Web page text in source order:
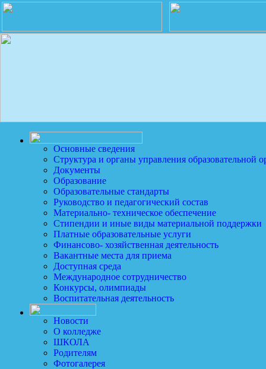
Основные сведения
Структура и органы управления образовательной
Документы
Образование
Образовательные стандарты
Руководство и педагогический состав
Материально- техническое обеспечение
Стипендии и иные виды материальной поддержки
Платные образовательные услуги
Финансово- хозяйственная деятельность
Вакантные места для приема
Доступная среда
Международное сотрудничество
Конкурсы, олимпиады
Воспитательная деятельность
Новости
О колледже
ШКОЛА
Родителям
Фотогалерея